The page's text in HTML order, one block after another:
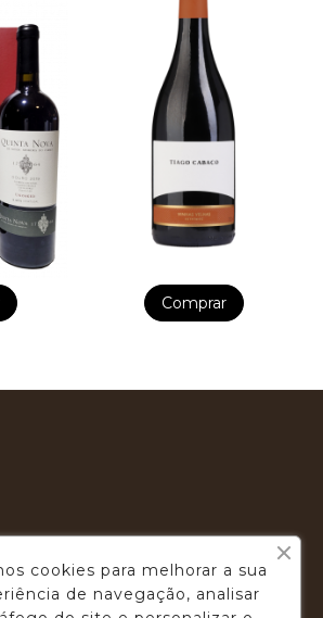
Comprar
NOS 
cookies para melhorar a sua
de navegação, analisar